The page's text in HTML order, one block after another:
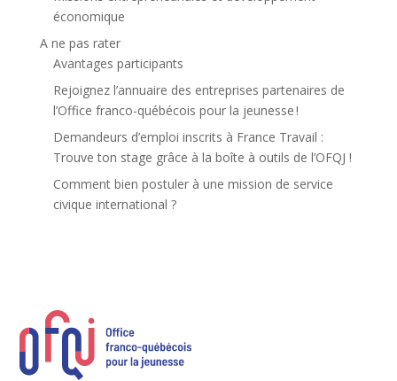
économique
A ne pas rater
Avantages participants
Rejoignez l’annuaire des entreprises partenaires de
l’Office franco-québécois pour la jeunesse !
Demandeurs d’emploi inscrits à France Travail :
Trouve ton stage grâce à la boîte à outils de l’OFQJ !
Comment bien postuler à une mission de service
civique international ?